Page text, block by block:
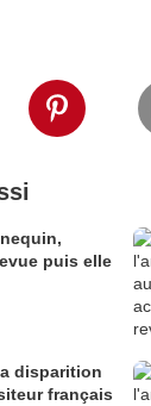
puis elle
disparition
français